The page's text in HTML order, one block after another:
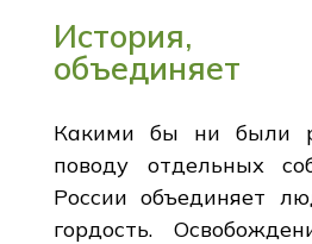
История,
объединяет
Какими бы ни были
поводу отдельных
России объединяет
гордость.